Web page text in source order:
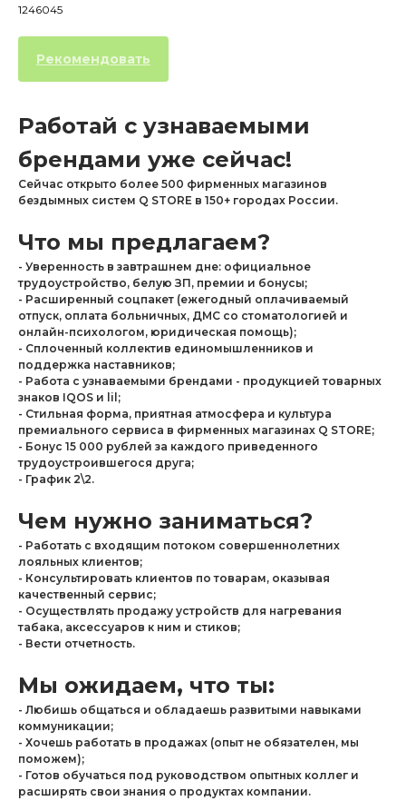
1246045
Рекомендовать
Работай с узнаваемыми
брендами уже сейчас!
Сейчас открыто более 500 фирменных магазинов
бездымных систем Q STORE в 150+ городах России.
Что мы предлагаем?
- Уверенность в завтрашнем дне: официальное
трудоустройство, белую ЗП, премии и бонусы;
- Расширенный соцпакет (ежегодный оплачиваемый
отпуск, оплата больничных, ДМС со стоматологией и
онлайн-психологом, юридическая помощь);
- Сплоченный коллектив единомышленников и
поддержка наставников;
- Работа с узнаваемыми брендами - продукцией товарных
знаков IQOS и lil;
- Стильная форма, приятная атмосфера и культура
премиального сервиса в фирменных магазинах Q STORE;
- Бонус 15 000 рублей за каждого приведенного
трудоустроившегося друга;
- График 2\2.
Чем нужно заниматься?
- Работать с входящим потоком совершеннолетних
лояльных клиентов;
- Консультировать клиентов по товарам, оказывая
качественный сервис;
- Осуществлять продажу устройств для нагревания
табака, аксессуаров к ним и стиков;
- Вести отчетность.
Мы ожидаем, что ты:
- Любишь общаться и обладаешь развитыми навыками
коммуникации;
- Хочешь работать в продажах (опыт не обязателен, мы
поможем);
- Готов обучаться под руководством опытных коллег и
расширять свои знания о продуктах компании.